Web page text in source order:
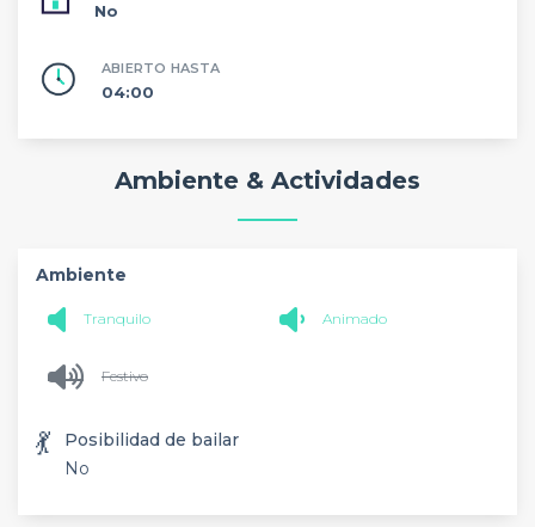
No
ABIERTO HASTA
04:00
Ambiente & Actividades
Ambiente
Tranquilo Animado
Festivo
💃
Posibilidad de bailar
No